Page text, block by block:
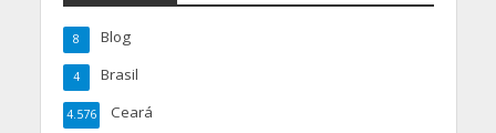
Blog
8
Brasil
4
Ceará
4.576